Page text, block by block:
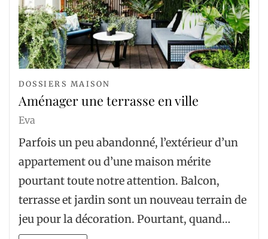
DOSSIERS MAISON
Aménager une terrasse en ville
Eva
Parfois un peu abandonné, l’extérieur d’un
appartement ou d’une maison mérite
pourtant toute notre attention. Balcon,
terrasse et jardin sont un nouveau terrain de
jeu pour la décoration. Pourtant, quand…